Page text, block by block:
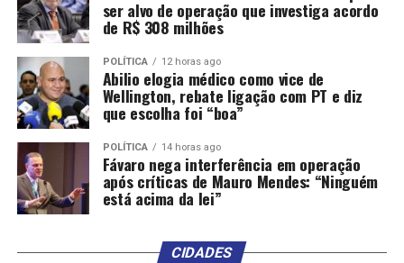
ser alvo de operação que investiga acordo
de R$ 308 milhões
POLÍTICA 12 horas ago
Abilio elogia médico como vice de
Wellington, rebate ligação com PT e diz
que escolha foi “boa”
POLÍTICA 14 horas ago
Fávaro nega interferência em operação
após críticas de Mauro Mendes: “Ninguém
está acima da lei”
CIDADES